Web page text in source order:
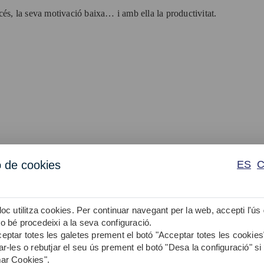
la seva motivació baixa… i amb ella la productivitat.
estratègic?
problemes de qualitat, servei o costos.
de cookies ES
utilitza cookies. Per continuar navegant per la web, accepti l'ús
bé procedeixi a la seva configuració.
totes les galetes prement el botó "Acceptar totes les
les o rebutjar el seu ús prement el botó "Desa la configuració" si
Cookies".